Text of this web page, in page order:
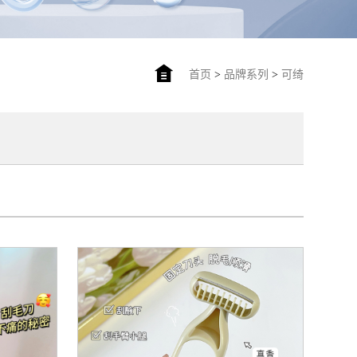
首页 > 品牌系列 > 可绮